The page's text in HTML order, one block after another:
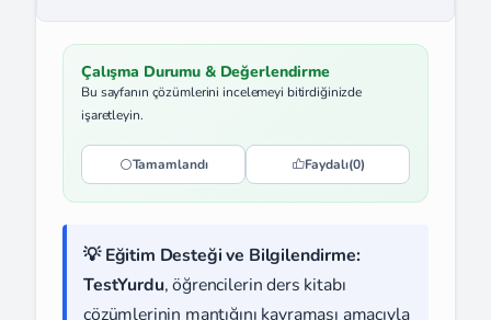
Çalışma Durumu & Değerlendirme
Bu sayfanın çözümlerini incelemeyi bitirdiğinizde
işaretleyin.
Tamamlandı Faydalı(0)
💡 Eğitim Desteği ve Bilgilendirme:
TestYurdu, öğrencilerin ders kitabı
çözümlerinin mantığını kavraması amacıyla